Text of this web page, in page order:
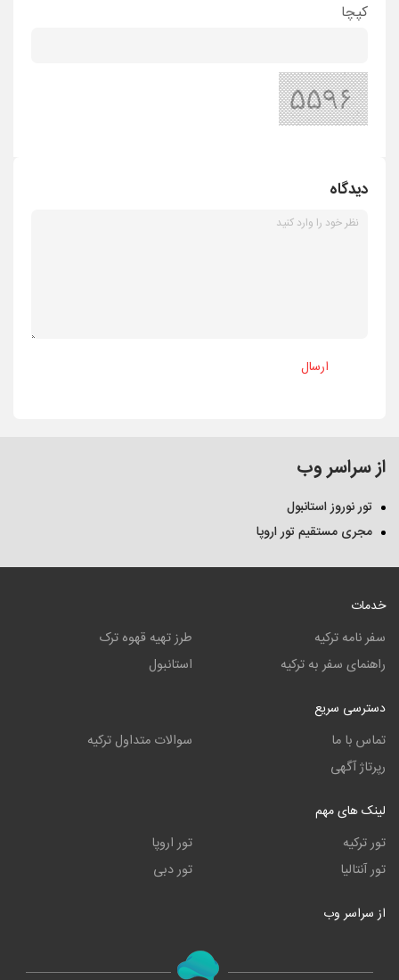
کپچا
دیدگاه
ارسال
از سراسر وب
تور نوروز استانبول
مجری مستقیم تور اروپا
خدمات
سفر نامه ترکیه
راهنمای سفر به ترکیه
طرز تهیه قهوه ترک
استانبول
دسترسی سریع
تماس با ما
رپرتاژ آگهی
سوالات متداول ترکیه
لینک های مهم
تور ترکیه
تور آنتالیا
تور اروپا
تور دبی
از سراسر وب